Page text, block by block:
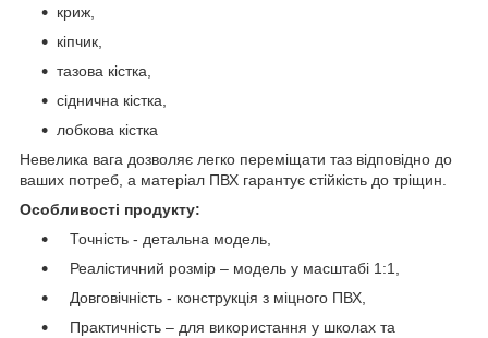
криж,
кіпчик,
тазова кістка,
сіднична кістка,
лобкова кістка
Невелика вага дозволяє легко переміщати таз відповідно до
ваших потреб, а матеріал ПВХ гарантує стійкість до тріщин.
Особливості продукту:
Точність - детальна модель,
Реалістичний розмір – модель у масштабі 1:1,
Довговічність - конструкція з міцного ПВХ,
Практичність – для використання у школах та